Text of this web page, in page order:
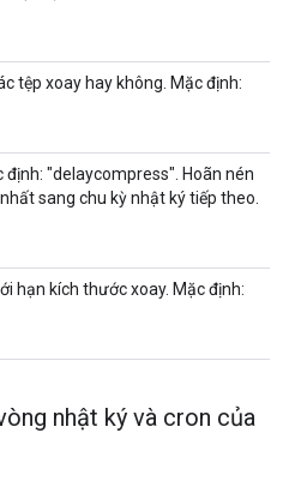
tệp xoay hay không. Mặc định:
định: "delaycompress". Hoãn nén
sang chu kỳ nhật ký tiếp theo.
hạn kích thước xoay. Mặc định:
nhật ký và cron của